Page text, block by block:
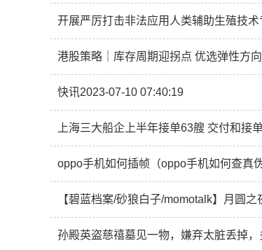
开展严厉打击非法应用人类辅助生殖技
港股策略｜库存周期迎拐点 优选弹性方向
快讯2023-07-10 07:40:19
上海三大船企上半年接单63艘 交付和接
oppo手机如何插帧（oppo手机如何查真
【碧蓝档案/砂狼白子/momotalk】月圆之
孙殿英盗慈禧墓见一物，嫌弃太脏丢掉